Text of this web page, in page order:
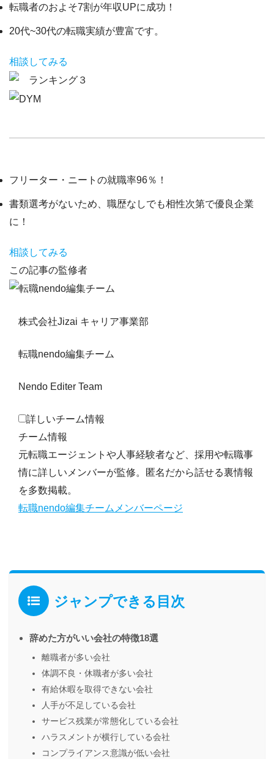
転職者のおよそ7割が年収UPに成功！
20代~30代の転職実績が豊富です。
相談してみる
フリーター・ニートの就職率96％！
書類選考がないため、職歴なしでも相性次第で優良企業
に！
相談してみる
この記事の監修者
株式会社Jizai キャリア事業部
転職nendo編集チーム
Nendo Editer Team
詳しいチーム情報
チーム情報
元転職エージェントや人事経験者など、採用や転職事
情に詳しいメンバーが監修。匿名だから話せる裏情報
を多数掲載。
転職nendo編集チームメンバーページ
ジャンプできる目次
辞めた方がいい会社の特徴18選
離職者が多い会社
体調不良・休職者が多い会社
有給休暇を取得できない会社
人手が不足している会社
サービス残業が常態化している会社
ハラスメントが横行している会社
コンプライアンス意識が低い会社